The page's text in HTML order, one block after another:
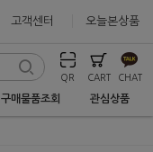
고객센터 오늘본상품
QR CART CHAT
구매물품조회 관심상품